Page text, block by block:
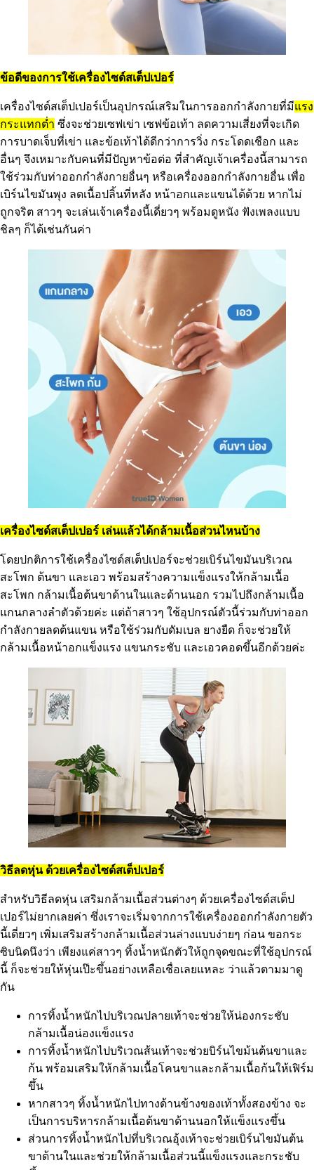
ข้อดีของการใช้เครื่องไซด์สเต็ปเปอร์
เครื่องไซด์สเต็ปเปอร์เป็นอุปกรณ์เสริมในการออกกำลังกายที่มีแรง
กระแทกต่ำ ซึ่งจะช่วยเซฟเข่า เซฟข้อเท้า ลดความเสี่ยงที่จะเกิด
การบาดเจ็บที่เข่า และข้อเท้าได้ดีกว่าการวิ่ง กระโดดเชือก และ
อื่นๆ จึงเหมาะกับคนที่มีปัญหาข้อต่อ ที่สำคัญเจ้าเครื่องนี้สามารถ
ใช้ร่วมกับท่าออกกำลังกายอื่นๆ หรือเครื่องออกกำลังกายอื่น เพื่อ
เบิร์นไขมันพุง ลดเนื้อปลิ้นที่หลัง หน้าอกและแขนได้ด้วย หากไม่
ถูกจริต สาวๆ จะเล่นเจ้าเครื่องนี้เดี่ยวๆ พร้อมดูหนัง ฟังเพลงแบบ
ชิลๆ ก็ได้เช่นกันค่า
เครื่องไซด์สเต็ปเปอร์ เล่นแล้วได้กล้ามเนื้อส่วนไหนบ้าง
โดยปกติการใช้เครื่องไซด์สเต็ปเปอร์จะช่วยเบิร์นไขมันบริเวณ
สะโพก ต้นขา และเอว พร้อมสร้างความแข็งแรงให้กล้ามเนื้อ
สะโพก กล้ามเนื้อต้นขาด้านในและด้านนอก รวมไปถึงกล้ามเนื้อ
แกนกลางลำตัวด้วยค่ะ แต่ถ้าสาวๆ ใช้อุปกรณ์ตัวนี้ร่วมกับท่าออก
กำลังกายลดต้นแขน หรือใช้ร่วมกับดัมเบล ยางยืด ก็จะช่วยให้
กล้ามเนื้อหน้าอกแข็งแรง แขนกระชับ และเอวคอดขึ้นอีกด้วยค่ะ
วิธีลดหุ่น ด้วยเครื่องไซด์สเต็ปเปอร์
สำหรับวิธีลดหุ่น เสริมกล้ามเนื้อส่วนต่างๆ ด้วยเครื่องไซด์สเต็ป
เปอร์ไม่ยากเลยค่า ซึ่งเราจะเริ่มจากการใช้เครื่องออกกำลังกายตัว
นี้เดี่ยวๆ เพิ่มเสริมสร้างกล้ามเนื้อส่วนล่างแบบง่ายๆ ก่อน ขอกระ
ซิบนิดนึงว่า เพียงแค่สาวๆ ทิ้งน้ำหนักตัวให้ถูกจุดขณะที่ใช้อุปกรณ์
นี้ ก็จะช่วยให้หุ่นเป๊ะขึ้นอย่างเหลือเชื่อเลยแหละ ว่าแล้วตามมาดู
กัน
การทิ้งน้ำหนักไปบริเวณปลายเท้าจะช่วยให้น่องกระชับ
กล้ามเนื้อน่องแข็งแรง
การทิ้งน้ำหนักไปบริเวณส้นเท้าจะช่วยบิร์นไขม้นต้นขาและ
ก้น พร้อมเสริมให้กล้ามเนื้อโคนขาและกล้ามเนื้อก้นให้เฟิร์ม
ขึ้น
หากสาวๆ ทิ้งน้ำหนักไปทางด้านข้างของเท้าทั้งสองข้าง จะ
เป็นการบริหารกล้ามเนื้อต้นขาด้านนอกให้แข็งแรงขึ้น
ส่วนการทิ้งน้ำหนักไปที่บริเวณอุ้งเท้าจะช่วยเบิร์นไขมันต้น
ขาด้านในและช่วยให้กล้ามเนื้อส่วนนี้แข็งแรงและกระชับ